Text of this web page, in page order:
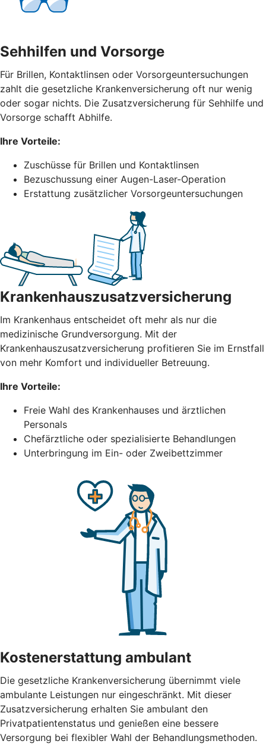
Sehhilfen und Vorsorge
Für Brillen, Kontaktlinsen oder Vorsorgeuntersuchungen
zahlt die gesetzliche Krankenversicherung oft nur wenig
oder sogar nichts. Die Zusatzversicherung für Sehhilfe und
Vorsorge schafft Abhilfe.
Ihre Vorteile:
Zuschüsse für Brillen und Kontaktlinsen
Bezuschussung einer Augen-Laser-Operation
Erstattung zusätzlicher Vorsorgeuntersuchungen
Krankenhauszusatzversicherung
Im Krankenhaus entscheidet oft mehr als nur die
medizinische Grundversorgung. Mit der
Krankenhauszusatzversicherung profitieren Sie im Ernstfall
von mehr Komfort und individueller Betreuung.
Ihre Vorteile:
Freie Wahl des Krankenhauses und ärztlichen
Personals
Chefärztliche oder spezialisierte Behandlungen
Unterbringung im Ein- oder Zweibettzimmer
Kostenerstattung ambulant
Die gesetzliche Krankenversicherung übernimmt viele
ambulante Leistungen nur eingeschränkt. Mit dieser
Zusatzversicherung erhalten Sie ambulant den
Privatpatientenstatus und genießen eine bessere
Versorgung bei flexibler Wahl der Behandlungsmethoden.